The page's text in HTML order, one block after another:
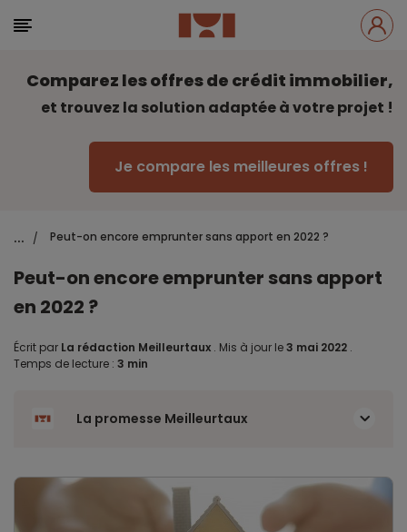
Comparez les offres de crédit immobilier,
et trouvez la solution adaptée à votre projet !
Je compare les meilleures offres !
... / Peut-on encore emprunter sans apport en 2022 ?
Peut-on encore emprunter sans apport
en 2022 ?
Écrit par La rédaction Meilleurtaux . Mis à jour le3 mai 2022 .
Temps de lecture : 3 min
La promesse Meilleurtaux